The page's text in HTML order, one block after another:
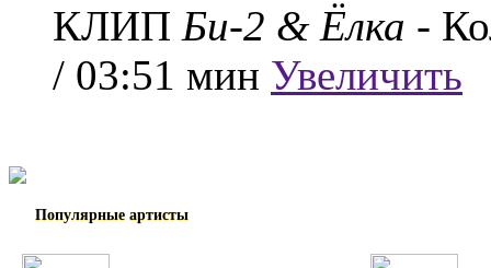
КЛИП Би-2 & Ёлка -
/ 03:51 мин Увеличить
Популярные артисты